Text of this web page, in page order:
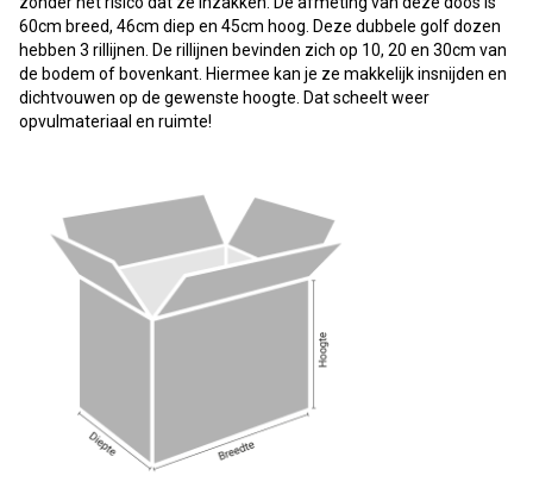
60cm breed, 46cm diep en 45cm hoog. Deze dubbele golf dozen
hebben 3 rillijnen. De rillijnen bevinden zich op 10, 20 en 30cm van
de bodem of bovenkant. Hiermee kan je ze makkelijk insnijden en
dichtvouwen op de gewenste hoogte. Dat scheelt weer
opvulmateriaal en ruimte!